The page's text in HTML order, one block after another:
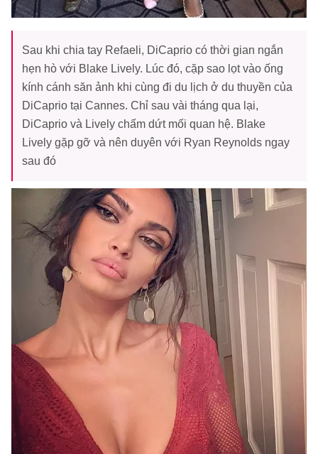
Sau khi chia tay Refaeli, DiCaprio có thời gian ngắn
hẹn hò với Blake Lively. Lúc đó, cặp sao lọt vào ống
kính cánh săn ảnh khi cùng đi du lịch ở du thuyền của
DiCaprio tại Cannes. Chỉ sau vài tháng qua lại,
DiCaprio và Lively chấm dứt mối quan hệ. Blake
Lively gặp gỡ và nên duyên với Ryan Reynolds ngay
sau đó